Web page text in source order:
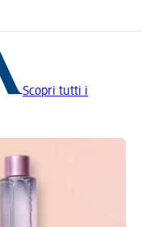
Scopri tutti i